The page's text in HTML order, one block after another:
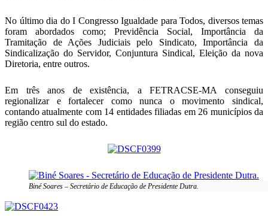
No último dia do I Congresso Igualdade para Todos, diversos temas
foram abordados como; Previdência Social, Importância da
Tramitação de Ações Judiciais pelo Sindicato, Importância da
Sindicalização do Servidor, Conjuntura Sindical, Eleição da nova
Diretoria, entre outros.
Em três anos de existência, a FETRACSE-MA conseguiu
regionalizar e fortalecer como nunca o movimento sindical,
contando atualmente com 14 entidades filiadas em 26 municípios da
região centro sul do estado.
Biné Soares – Secretário de Educação de Presidente Dutra.